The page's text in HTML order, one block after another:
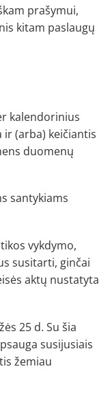
prašymui,
kitam paslaugų
kalendorinius
(arba) keičiantis
duomenų
santykiams
vykdymo,
susitarti, ginčai
aktų nustatyta
25 d. Su šia
susijusiais
žemiau